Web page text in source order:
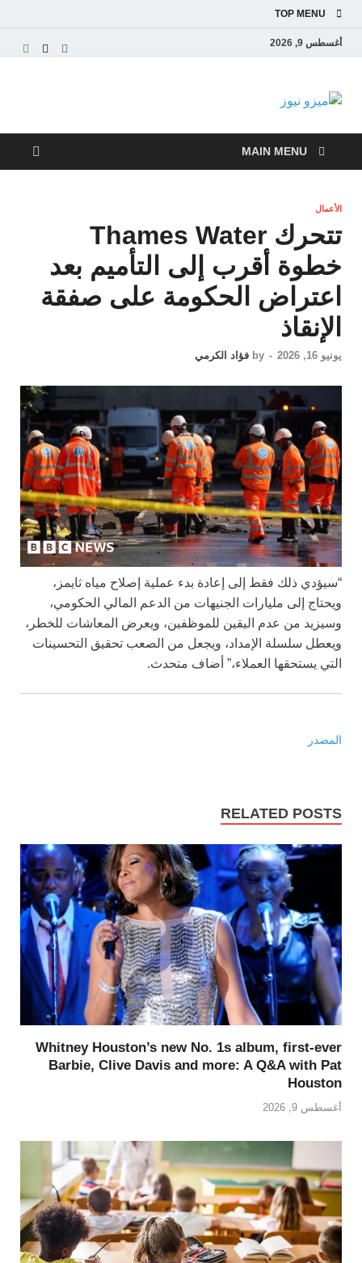
TOP MENU
أغسطس 9, 2026
ميزو نيوز
والاقتصادية
MAIN MENU
الأعمال
تتحرك Thames Water
خطوة أقرب إلى التأميم بعد
اعتراض الحكومة على صفقة
الإنقاذ
يونيو 16, 2026 -
by فؤاد الكرمي
“سيؤدي ذلك فقط إلى إعادة بدء عملية إصلاح مياه ثايمز،
ويحتاج إلى مليارات الجنيهات من الدعم المالي الحكومي،
وسيزيد من عدم اليقين للموظفين، ويعرض المعاشات للخطر،
ويعطل سلسلة الإمداد، ويجعل من الصعب تحقيق التحسينات
التي يستحقها العملاء،” أضاف متحدث.
المصدر
RELATED POSTS
Whitney Houston’s new No. 1s album, first-ever
Barbie, Clive Davis and more: A Q&A with Pat
Houston
أغسطس 9, 2026